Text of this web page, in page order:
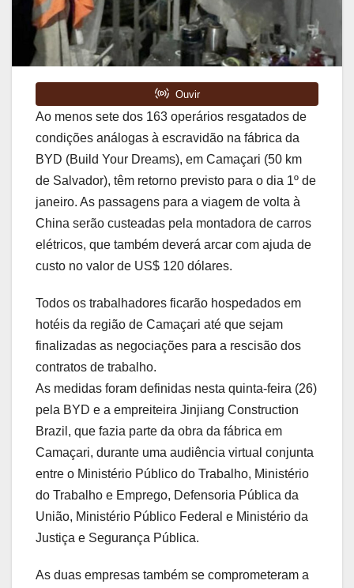
Ao menos sete dos 163 operários resgatados de
condições análogas à escravidão na fábrica da
BYD (Build Your Dreams), em Camaçari (50 km
de Salvador), têm retorno previsto para o dia 1º de
janeiro. As passagens para a viagem de volta à
China serão custeadas pela montadora de carros
elétricos, que também deverá arcar com ajuda de
custo no valor de US$ 120 dólares.
Todos os trabalhadores ficarão hospedados em
hotéis da região de Camaçari até que sejam
finalizadas as negociações para a rescisão dos
contratos de trabalho.
As medidas foram definidas nesta quinta-feira (26)
pela BYD e a empreiteira Jinjiang Construction
Brazil, que fazia parte da obra da fábrica em
Camaçari, durante uma audiência virtual conjunta
entre o Ministério Público do Trabalho, Ministério
do Trabalho e Emprego, Defensoria Pública da
União, Ministério Público Federal e Ministério da
Justiça e Segurança Pública.
As duas empresas também se comprometeram a